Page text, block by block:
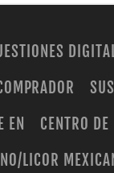
EN
CENTRO
LICOR